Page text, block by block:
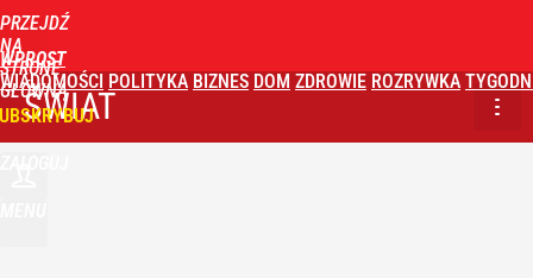
PRZEJDŹ
NA
STRONĘ
GŁÓWNĄ
WPROST
WIADOMOŚCI POLITYKA BIZNES DOM ZDROWIE ROZRYWKA
ŚWIAT